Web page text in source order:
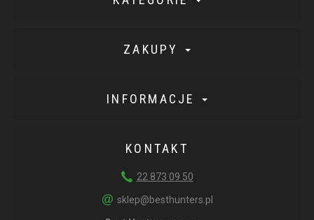
ZAKUPY
INFORMACJE
KONTAKT
22 873 09 50
sklep@besthunters.pl